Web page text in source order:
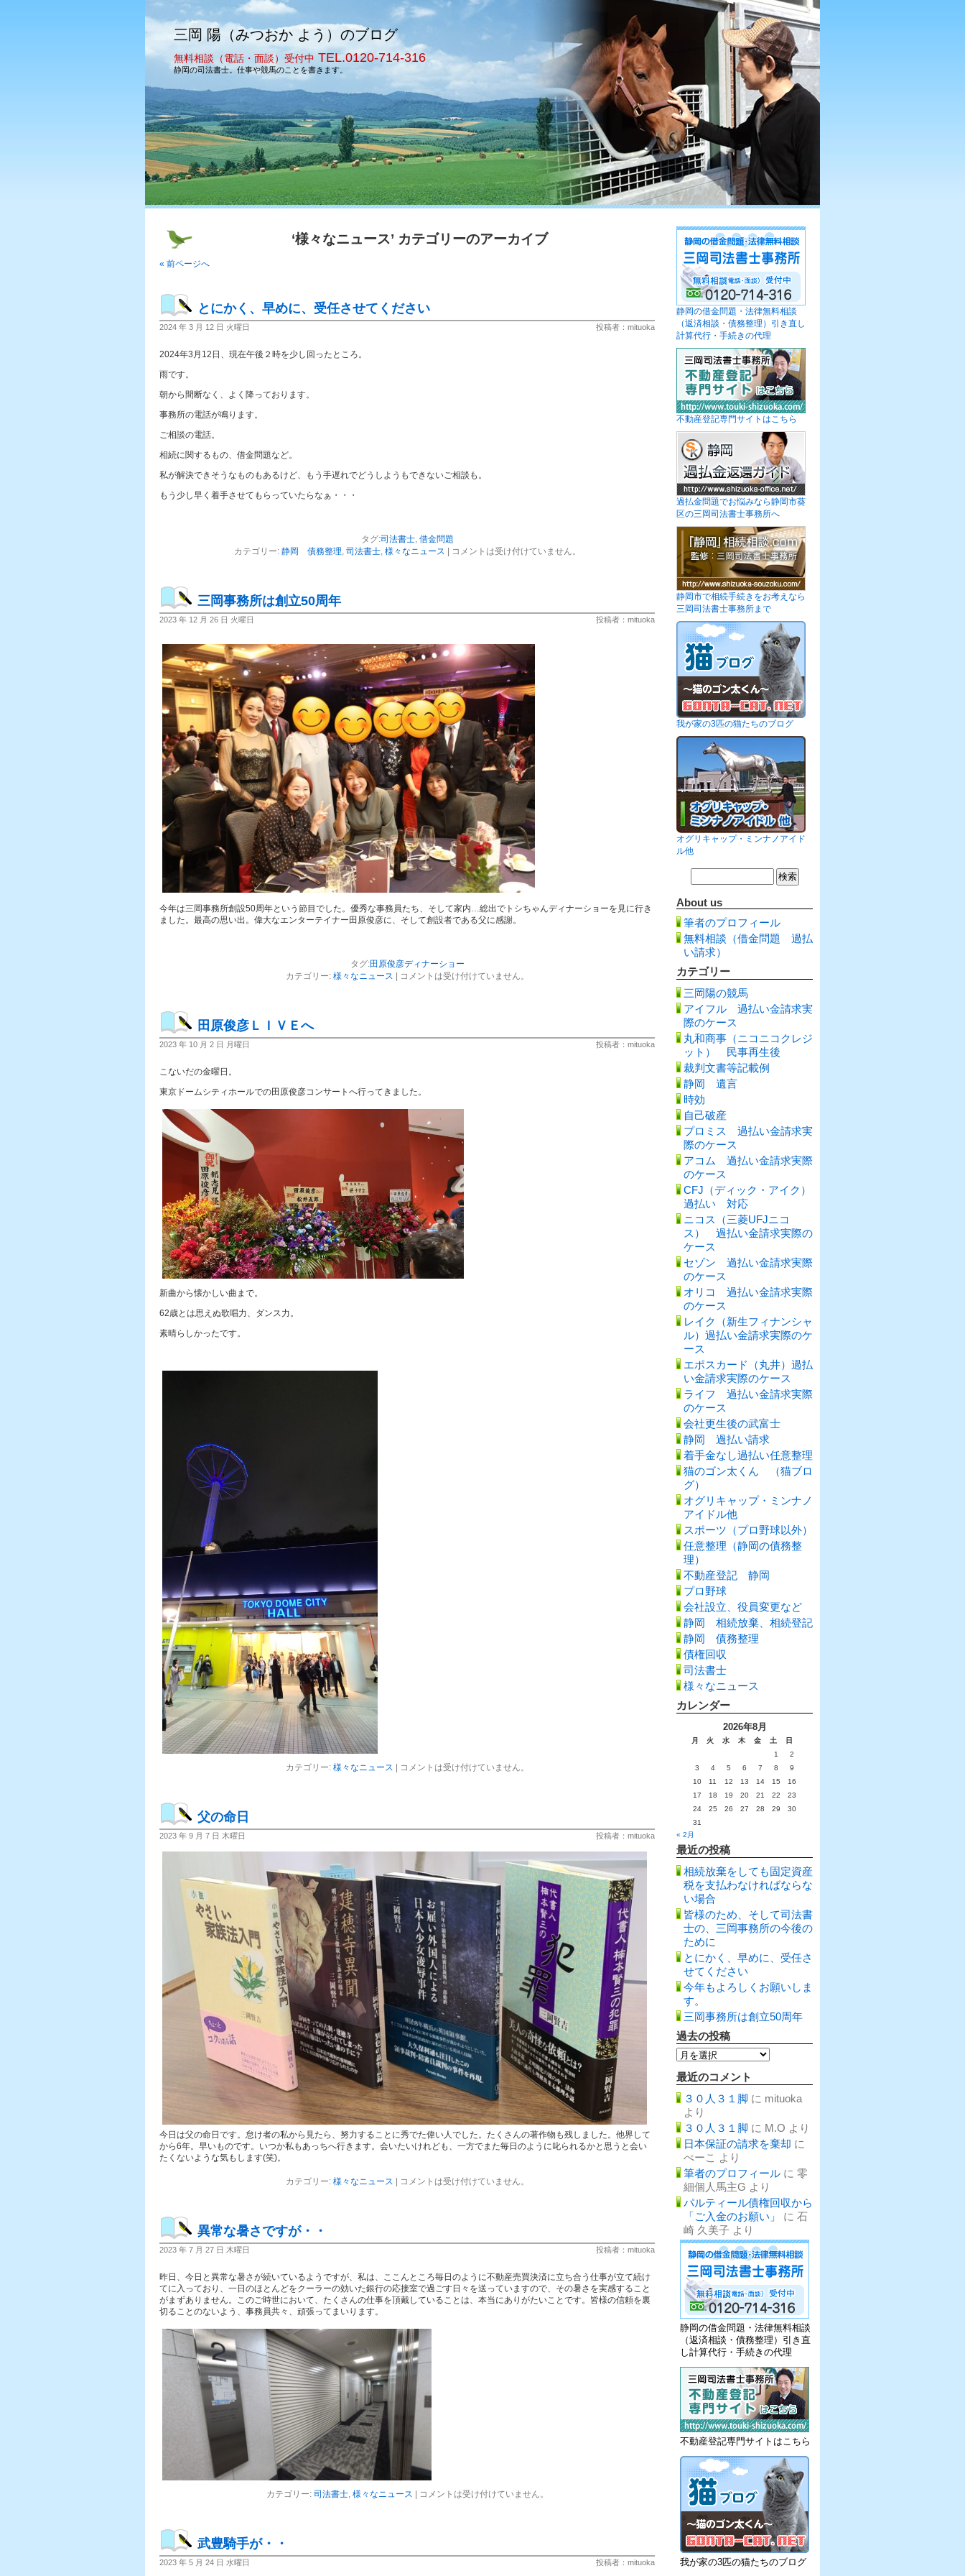
三岡 陽（みつおか よう）のブログ
無料相談（電話・面談）受付中 TEL.0120-714-316
静岡の司法書士。仕事や競馬のことを書きます。
‘様々なニュース’ カテゴリーのアーカイブ
« 前ページへ
とにかく、早めに、受任させてください
2024 年 3 月 12 日 火曜日 投稿者：mituoka
2024年3月12日、現在午後２時を少し回ったところ。
雨です。
朝から間断なく、よく降っております。
事務所の電話が鳴ります。
ご相談の電話。
相続に関するもの、借金問題など。
私が解決できそうなものもあるけど、もう手遅れでどうしようもできないご相談も。
もう少し早く着手させてもらっていたらなぁ・・・
タグ:司法書士, 借金問題
カテゴリー: 静岡 債務整理, 司法書士, 様々なニュース コメントは受け付けていません。
三岡事務所は創立50周年
2023 年 12 月 26 日 火曜日 投稿者：mituoka
今年は三岡事務所創設50周年という節目でした。優秀な事務員たち、そして家内…総出でトシちゃんディナーショーを見に行き
ました。最高の思い出。偉大なエンターテイナー田原俊彦に、そして創設者である父に感謝。
タグ:田原俊彦ディナーショー
カテゴリー: 様々なニュース コメントは受け付けていません。
田原俊彦ＬＩＶＥへ
2023 年 10 月 2 日 月曜日 投稿者：mituoka
こないだの金曜日。
東京ドームシティホールでの田原俊彦コンサートへ行ってきました。
新曲から懐かしい曲まで。
62歳とは思えぬ歌唱力、ダンス力。
素晴らしかったです。
カテゴリー: 様々なニュース コメントは受け付けていません。
父の命日
2023 年 9 月 7 日 木曜日 投稿者：mituoka
今日は父の命日です。怠け者の私から見たら、努力することに秀でた偉い人でした。たくさんの著作物も残しました。他界して
から6年。早いものです。いつか私もあっちへ行きます。会いたいけれども、一方でまた毎日のように叱られるかと思うと会い
たくないような気もします(笑)。
カテゴリー: 様々なニュース コメントは受け付けていません。
異常な暑さですが・・
2023 年 7 月 27 日 木曜日 投稿者：mituoka
昨日、今日と異常な暑さが続いているようですが、私は、ここんところ毎日のように不動産売買決済に立ち合う仕事が立て続け
てに入っており、一日のほとんどをクーラーの効いた銀行の応接室で過ごす日々を送っていますので、その暑さを実感すること
がまずありません。このご時世において、たくさんの仕事を頂戴していることは、本当にありがたいことです。皆様の信頼を裏
切ることのないよう、事務員共々、頑張ってまいります。
カテゴリー: 司法書士, 様々なニュース コメントは受け付けていません。
武豊騎手が・・
2023 年 5 月 24 日 水曜日 投稿者：mituoka
静岡の借金問題・法律無料相談
（返済相談・債務整理）引き直し
計算代行・手続きの代理
不動産登記専門サイトはこちら
過払金問題でお悩みなら静岡市葵
区の三岡司法書士事務所へ
静岡市で相続手続きをお考えなら
三岡司法書士事務所まで
我が家の3匹の猫たちのブログ
オグリキャップ・ミンナノアイド
ル他
About us
筆者のプロフィール
無料相談（借金問題 過払
い請求）
カテゴリー
三岡陽の競馬
アイフル 過払い金請求実
際のケース
丸和商事（ニコニコクレジ
ット） 民事再生後
裁判文書等記載例
静岡 遺言
時効
自己破産
プロミス 過払い金請求実
際のケース
アコム 過払い金請求実際
のケース
CFJ（ディック・アイク）
過払い 対応
ニコス（三菱UFJニコ
ス） 過払い金請求実際の
ケース
セゾン 過払い金請求実際
のケース
オリコ 過払い金請求実際
のケース
レイク（新生フィナンシャ
ル）過払い金請求実際のケ
ース
エポスカード（丸井）過払
い金請求実際のケース
ライフ 過払い金請求実際
のケース
会社更生後の武富士
静岡 過払い請求
着手金なし過払い任意整理
猫のゴン太くん （猫ブロ
グ）
オグリキャップ・ミンナノ
アイドル他
スポーツ（プロ野球以外）
任意整理（静岡の債務整
理）
不動産登記 静岡
プロ野球
会社設立、役員変更など
静岡 相続放棄、相続登記
静岡 債務整理
債権回収
司法書士
様々なニュース
カレンダー
2026年8月
月 火 水 木 金 土
日
1
2
3
4 5 6 7 8
9
10
11 12 13 14 15
16
17
18 19 20 21 22
23
24
25 26 27 28 29
30
31
« 2月
最近の投稿
相続放棄をしても固定資産
税を支払わなければならな
い場合
皆様のため、そして司法書
士の、三岡事務所の今後の
ために
とにかく、早めに、受任さ
せてください
今年もよろしくお願いしま
す。
三岡事務所は創立50周年
過去の投稿
過
去
投
最近のコメント
３０人３１脚 に mituoka
より
３０人３１脚 に M.O より
日本保証の請求を棄却 に
ぺーこ より
筆者のプロフィール に 零
細個人馬主G より
パルティール債権回収から
「ご入金のお願い」
に 石
崎 久美子 より
静岡の借金問題・法律無料相談
（返済相談・債務整理）引き直
し計算代行・手続きの代理
不動産登記専門サイトはこちら
我が家の3匹の猫たちのブログ